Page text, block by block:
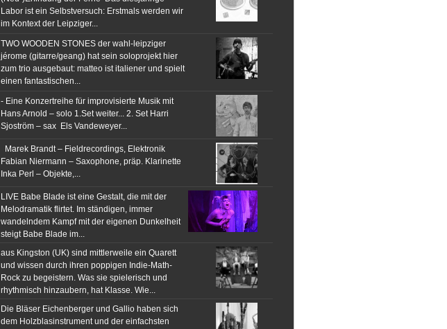
Labor ist ein Selbstversuch: Erstmals werden wir
im Kontext der Leipziger...
TWO WOODEN STONES der wahl-leipziger
jérome (gitarre/geang) hat sein soloprojekt hier
zum trio ausgebaut: matteo ist italiener und spielt
einen fantastischen...
- Eine Konzertreihe für improvisierte Musik mit
Hans Arnold – solo 1.Set weiter... 2. Set Harri
Sjoström – sax Els Vandeweyer...
Marek Brandt – Fieldrecordings, Elektronik
Fabian Niermann – Saxophone, präp. Klarinette
Inka Perl – Objekte,...
LIVE Babe Blade ist eine Gestalt, die mit der
Melodramatik flirtet. Im ständigen, immer
wandelndem Kampf mit der eigenen Dunkelheit
steigt Babe Blade im...
aus Kingston (UK) sind mittlerweile ein Quarett
und wissen durch ihren poppigen Indie-Math-
Rock zu begeistern. Was sie spielerisch und
rhythmisch hinzaubern, hat Klasse. Wie...
Die Bläser Eichenberger und Gallio haben sich
dem Holzblasinstrument und der einfachsten